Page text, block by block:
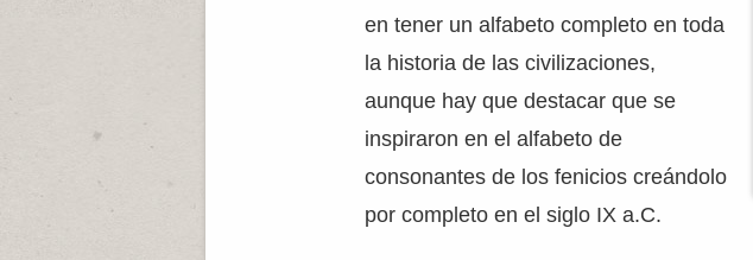
en tener un alfabeto completo en toda
la historia de las civilizaciones,
aunque hay que destacar que se
inspiraron en el alfabeto de
consonantes de los fenicios creándolo
por completo en el siglo IX a.C.